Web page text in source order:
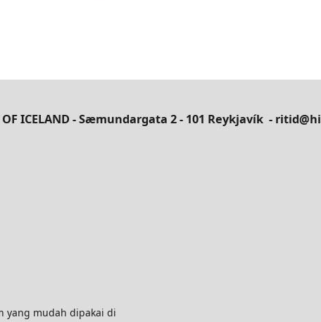
OF ICELAND - Sæmundargata 2 - 101 Reykjavík -
yang mudah dipakai di